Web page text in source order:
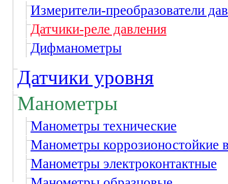
Измерители-преобразователи
Датчики-реле давления
Дифманометры
Датчики уровня
Манометры
Манометры технические
Манометры коррозионостойкие
Манометры электроконтактные